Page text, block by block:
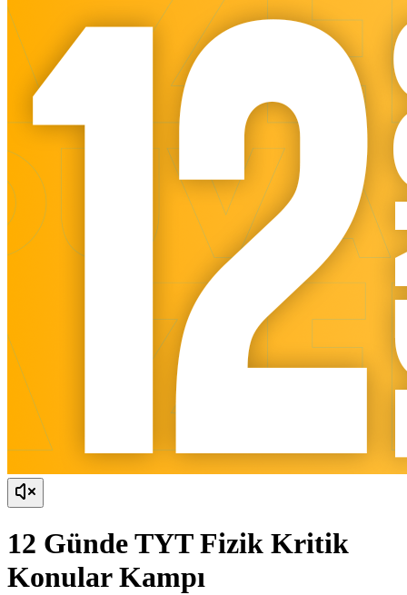
12 Günde TYT Fizik Kritik
Konular Kampı